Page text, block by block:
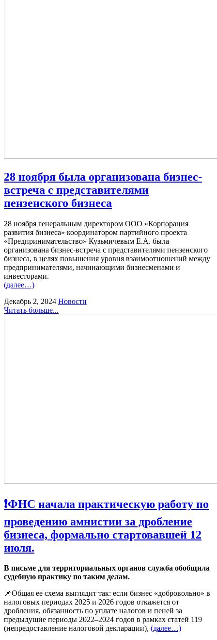
28 ноября была организована бизнес-
встреча с представителями
пензенского бизнеса
28 ноября генеральным директором ООО «Корпорация
развития бизнеса» координатором партийного проекта
«Предпринимательство» Кузьмичевым Е.А. была
организована бизнес-встреча с представителями пензенского
бизнеса, в целях повышения уровня взаимоотношений между
предпринимателями, начинающими бизнесменами и
инвесторами.
(далее…)
Декабрь 2, 2024 Новости
Читать больше...
❗️ФНС начала практическую работу по
проведению амнистии за дробление
бизнеса, формально стартовавшей 12
июля.
В письме для территориальных органов служба обобщила
судебную практику по таким делам.
📌Общая ее схема выглядит так: если бизнес «добровольно» в
налоговых периодах 2025 и 2026 годов откажется от
дробления, обязанность по уплате налогов и пеней за
предыдущие периоды 2022–2024 годов в рамках статей 119
(непредоставление налоговой декларации), (далее…)